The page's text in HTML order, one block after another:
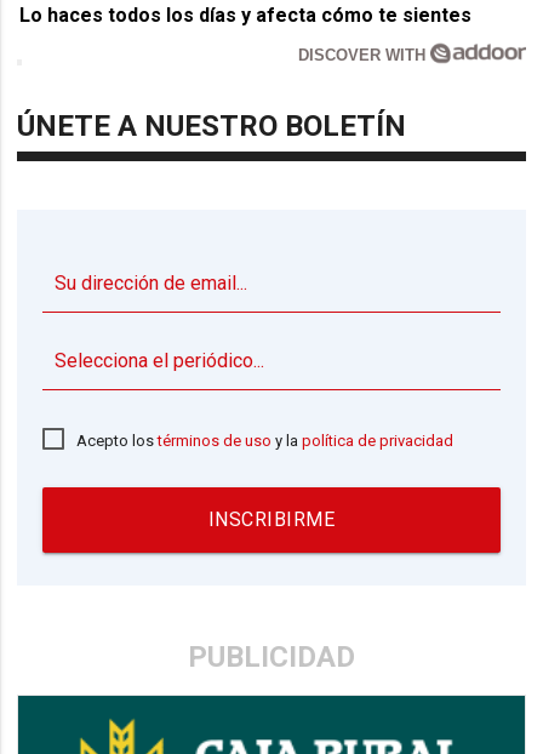
Lo haces todos los días y afecta cómo te sientes
DISCOVER WITH
ÚNETE A NUESTRO BOLETÍN
Acepto lostérminos de uso y lapolítica de privacidad
INSCRIBIRME
PUBLICIDAD